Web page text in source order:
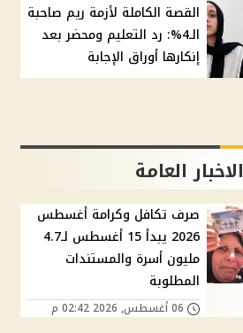
القصة الكاملة لأزمة ريم صاحبة
الـ4%: رد التعليم ومحضر بعد
إنكارها أوراق الإجابة
الاخبار العامة
صرف تكافل وكرامة أغسطس
2026 يبدأ 15 أغسطس لـ4.7
مليون أسرة والمستندات
المطلوبة
06 أغسطس, 2026 02:42 م